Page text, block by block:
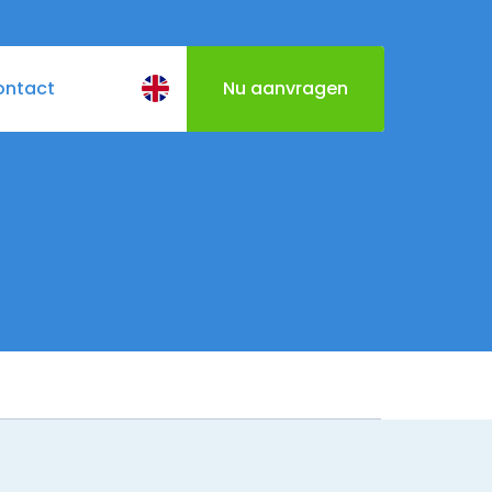
CateringmenuVaren door Utrecht
Nu aanvragen